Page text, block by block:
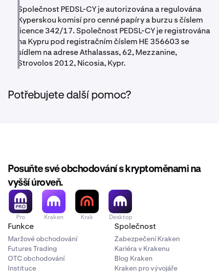
Společnost PEDSL-CY je autorizována a regulována
Kyperskou komisí pro cenné papíry a burzu s číslem
licence 342/17. Společnost PEDSL-CY je registrována
na Kypru pod registračním číslem HE 356603 se
sídlem na adrese Athalassas, 62, Mezzanine,
Strovolos 2012, Nicosia, Kypr.
Potřebujete další pomoc?
Posuňte své obchodování s kryptoměnami na
vyšší úroveň.
Pro Kraken Krak Desktop
Funkce
Maržové obchodování
Futures Trading
OTC obchodování
Instituce
Společnost
Zabezpečení Kraken
Kariéra v Krakenu
Blog Kraken
Kraken pro vývojáře